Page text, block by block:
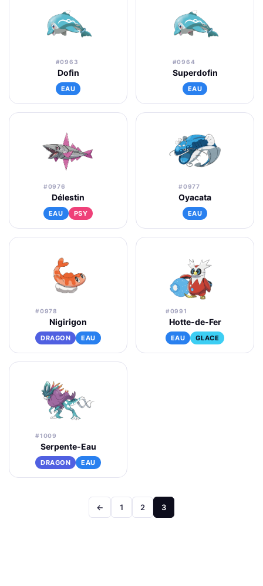
#0963
Dofin
EAU
#0964
Superdofin
EAU
#0976
Délestin
EAU PSY
#0977
Oyacata
EAU
#0978
Nigirigon
DRAGON EAU
#0991
Hotte-de-Fer
EAU GLACE
#1009
Serpente-Eau
DRAGON EAU
Pagination
← 1 2 3